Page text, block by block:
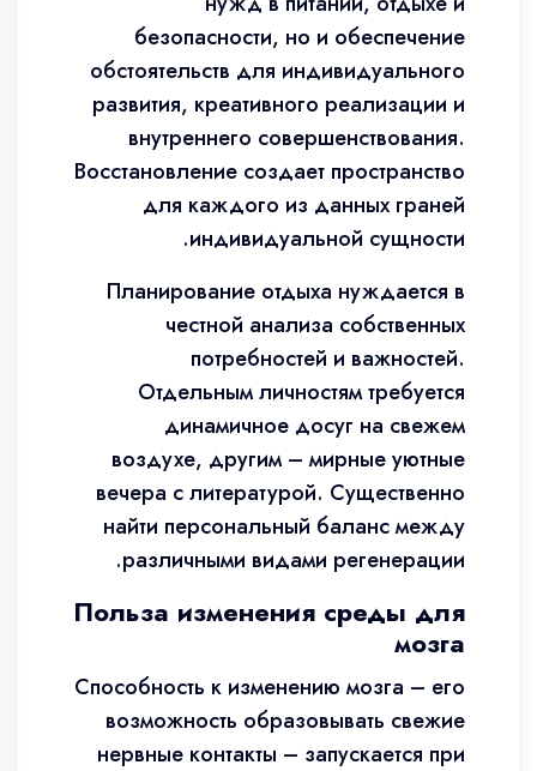
безопасности, но и обеспечение
обстоятельств для индивидуального
развития, креативного реализации и
внутреннего совершенствования.
Восстановление создает пространство
для каждого из данных граней
индивидуальной сущности.
Планирование отдыха нуждается в
честной анализа собственных
потребностей и важностей.
Отдельным личностям требуется
динамичное досуг на свежем
воздухе, другим – мирные уютные
вечера с литературой. Существенно
найти персональный баланс между
различными видами регенерации.
Польза изменения среды для
мозга
Способность к изменению мозга – его
возможность образовывать свежие
нервные контакты – запускается при